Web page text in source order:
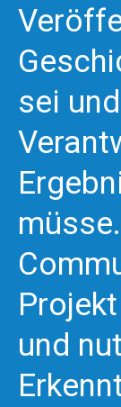
sei
Projekt
und